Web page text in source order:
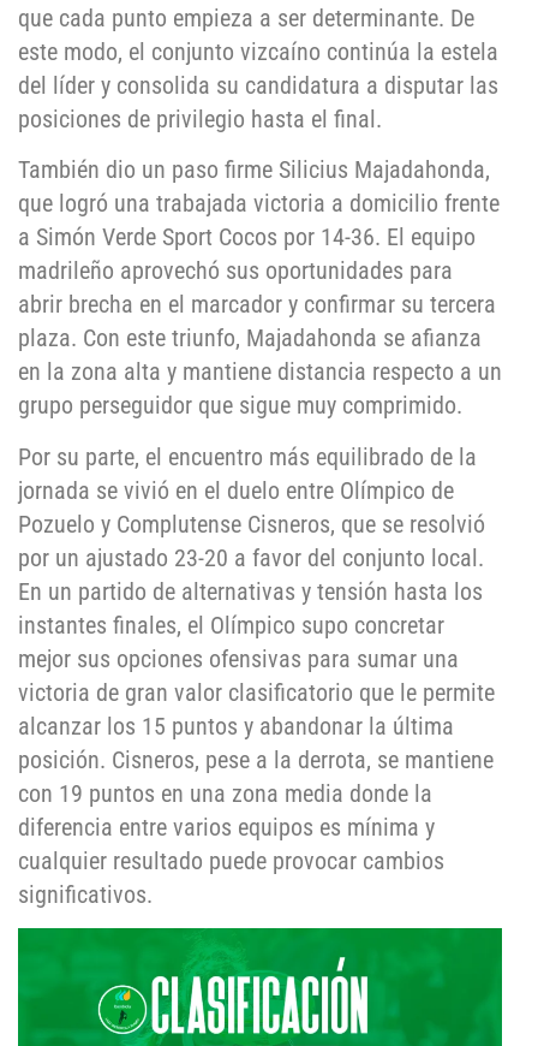
que cada punto empieza a ser determinante. De
este modo, el conjunto vizcaíno continúa la estela
del líder y consolida su candidatura a disputar las
posiciones de privilegio hasta el final.
También dio un paso firme Silicius Majadahonda,
que logró una trabajada victoria a domicilio frente
a Simón Verde Sport Cocos por 14-36. El equipo
madrileño aprovechó sus oportunidades para
abrir brecha en el marcador y confirmar su tercera
plaza. Con este triunfo, Majadahonda se afianza
en la zona alta y mantiene distancia respecto a un
grupo perseguidor que sigue muy comprimido.
Por su parte, el encuentro más equilibrado de la
jornada se vivió en el duelo entre Olímpico de
Pozuelo y Complutense Cisneros, que se resolvió
por un ajustado 23-20 a favor del conjunto local.
En un partido de alternativas y tensión hasta los
instantes finales, el Olímpico supo concretar
mejor sus opciones ofensivas para sumar una
victoria de gran valor clasificatorio que le permite
alcanzar los 15 puntos y abandonar la última
posición. Cisneros, pese a la derrota, se mantiene
con 19 puntos en una zona media donde la
diferencia entre varios equipos es mínima y
cualquier resultado puede provocar cambios
significativos.